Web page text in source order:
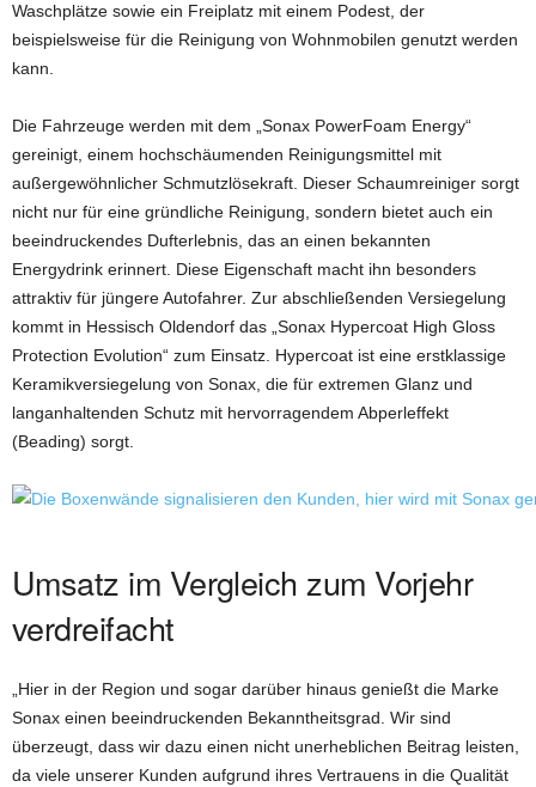
Waschplätze sowie ein Freiplatz mit einem Podest, der
beispielsweise für die Reinigung von Wohnmobilen genutzt werden
kann.
Die Fahrzeuge werden mit dem „Sonax PowerFoam Energy“
gereinigt, einem hochschäumenden Reinigungsmittel mit
außergewöhnlicher Schmutzlösekraft. Dieser Schaumreiniger sorgt
nicht nur für eine gründliche Reinigung, sondern bietet auch ein
beeindruckendes Dufterlebnis, das an einen bekannten
Energydrink erinnert. Diese Eigenschaft macht ihn besonders
attraktiv für jüngere Autofahrer. Zur abschließenden Versiegelung
kommt in Hessisch Oldendorf das „Sonax Hypercoat High Gloss
Protection Evolution“ zum Einsatz. Hypercoat ist eine erstklassige
Keramikversiegelung von Sonax, die für extremen Glanz und
langanhaltenden Schutz mit hervorragendem Abperleffekt
(Beading) sorgt.
Umsatz im Vergleich zum Vorjehr
verdreifacht
„Hier in der Region und sogar darüber hinaus genießt die Marke
Sonax einen beeindruckenden Bekanntheitsgrad. Wir sind
überzeugt, dass wir dazu einen nicht unerheblichen Beitrag leisten,
da viele unserer Kunden aufgrund ihres Vertrauens in die Qualität